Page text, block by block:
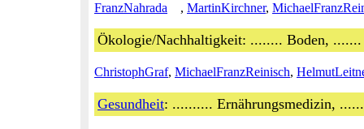
FranzNahrada , MartinKirchner,
Ökologie/Nachhaltigkeit: ........ Boden,
ChristophGraf, MichaelFranzReinisch,
Gesundheit: .......... Ernährungsmedizin,